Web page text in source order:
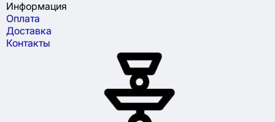
Информация
Оплата
Доставка
Контакты